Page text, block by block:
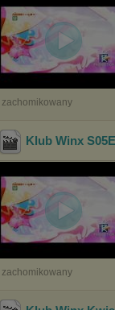
zachomikowany
Klub Winx
zachomikowany